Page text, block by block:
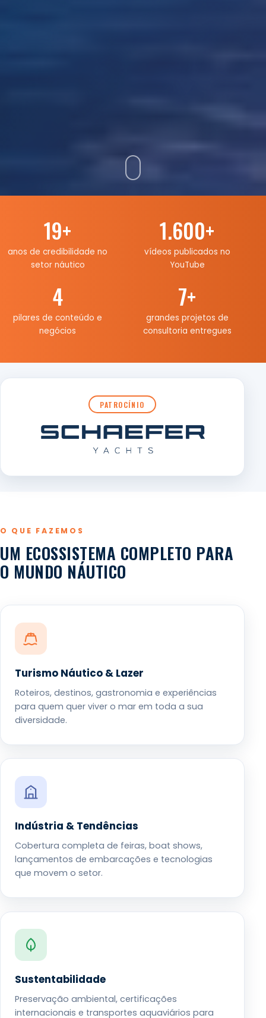
19+
anos de credibilidade no
setor náutico
1.600+
vídeos publicados no
YouTube
4
pilares de conteúdo e
negócios
7+
grandes projetos de
consultoria entregues
PATROCÍNIO
O QUE FAZEMOS
UM ECOSSISTEMA COMPLETO PARA
O MUNDO NÁUTICO
Turismo Náutico & Lazer
Roteiros, destinos, gastronomia e experiências
para quem quer viver o mar em toda a sua
diversidade.
Indústria & Tendências
Cobertura completa de feiras, boat shows,
lançamentos de embarcações e tecnologias
que movem o setor.
Sustentabilidade
Preservação ambiental, certificações
internacionais e transportes aquaviários para